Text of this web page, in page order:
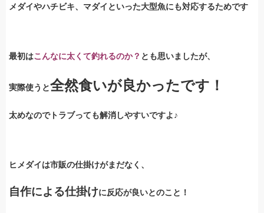
メダイやハチビキ、マダイといった大型魚にも対応するためです
最初はこんなに太くて釣れるのか？ とも思いましたが、
実際使うと全然食いが良かったです！
太めなのでトラブっても解消しやすいですよ♪
ヒメダイは市販の仕掛けがまだなく、
自作による仕掛けに反応が良いとのこと！